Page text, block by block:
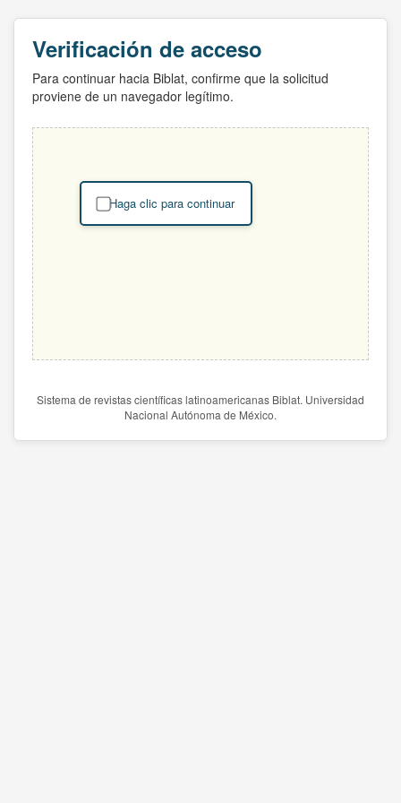
Verificación de acceso
Para continuar hacia Biblat, confirme que la solicitud
proviene de un navegador legítimo.
Haga clic para continuar
Sistema de revistas científicas latinoamericanas Biblat. Universidad
Nacional Autónoma de México.